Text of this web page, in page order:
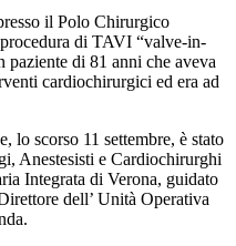
il Polo Chirurgico
di TAVI “valve-in-
di 81 anni che aveva
cardiochirurgici ed era ad
lo scorso 11 settembre, è stato
Anestesisti e Cardiochirurghi
Integrata di Verona, guidato
dell’ Unità Operativa